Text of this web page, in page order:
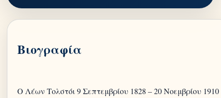
Βιογραφία
Ο Λέων Τολστόι 9 Σεπτεμβρίου 1828 – 20 Νοεμβρίου 1910